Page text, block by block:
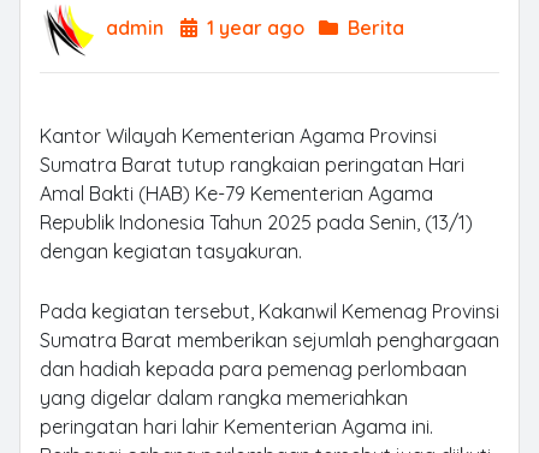
admin 1 year ago Berita
Kantor Wilayah Kementerian Agama Provinsi
Sumatra Barat tutup rangkaian peringatan Hari
Amal Bakti (HAB) Ke-79 Kementerian Agama
Republik Indonesia Tahun 2025 pada Senin, (13/1)
dengan kegiatan tasyakuran.
Pada kegiatan tersebut, Kakanwil Kemenag Provinsi
Sumatra Barat memberikan sejumlah penghargaan
dan hadiah kepada para pemenag perlombaan
yang digelar dalam rangka memeriahkan
peringatan hari lahir Kementerian Agama ini.